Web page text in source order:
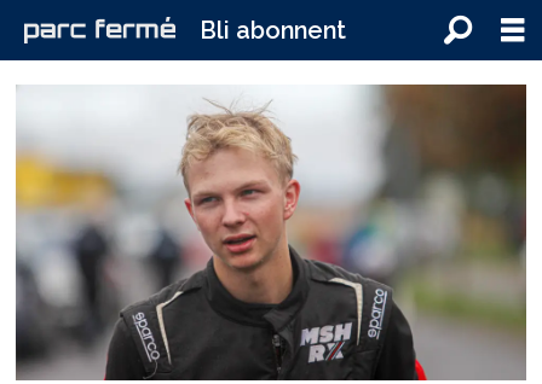
Bli abonnent